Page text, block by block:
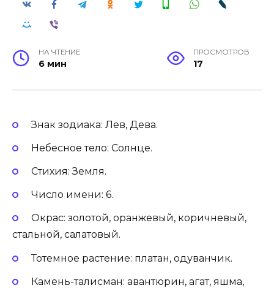
НА ЧТЕНИЕ
6 мин
ПРОСМОТРОВ
17
Знак зодиака: Лев, Дева.
Небесное тело: Солнце.
Стихия: Земля.
Число имени: 6.
Окрас: золотой, оранжевый, коричневый,
стальной, салатовый.
Тотемное растение: платан, одуванчик.
Камень-талисман: авантюрин, агат, яшма,